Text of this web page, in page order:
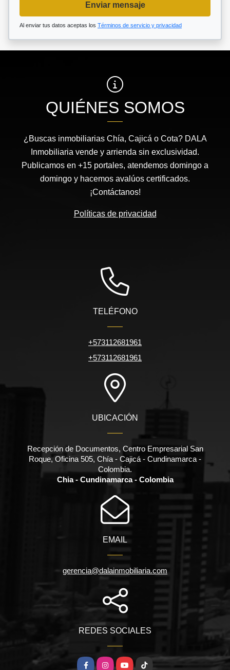
Enviar mensaje
Al enviar tus datos aceptas los Términos de servicio y privacidad
QUIÉNES SOMOS
¿Buscas inmobiliarias Chía, Cajicá o Cota? DALA
Inmobiliaria vende y arrienda sin exclusividad.
Publicamos en +15 portales, atendemos domingo a
domingo y hacemos avalúos certificados.
¡Contáctanos!
Políticas de privacidad
TELÉFONO
+573112681961
+573112681961
UBICACIÓN
Recepción de Documentos, Centro Empresarial San
Roque, Oficina 505, Chía - Cajicá - Cundinamarca -
Colombia.
Chia - Cundinamarca - Colombia
EMAIL
gerencia@dalainmobiliaria.com
REDES SOCIALES
FacebookInstagramYouTube
TikTok